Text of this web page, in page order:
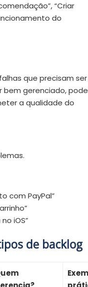
“Criar
do
que precisam ser
bem gerenciado, pode
a qualidade do
com PayPal”
iOS”
de backlog